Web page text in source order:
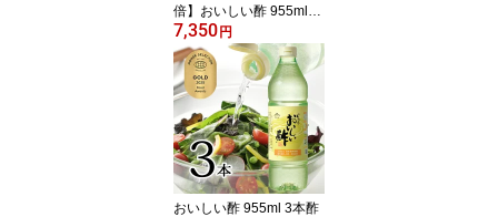
倍】おいしい酢 955ml×6
本 ギフトセット 酢 お酢
料理酢 飲む酢 万能調味
料 果実酢 おいしいお酢
みかん酢 みかん果実酢
簡易ギフト包装 世代を超
えて愛される、 ロングセ
ラー のお酢 包装 熨斗対
応
7,350 円
おいしい酢 955ml 3本酢